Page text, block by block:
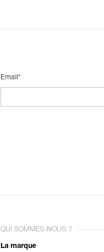
Email*
QUI SOMMES-NOUS ?
La marque